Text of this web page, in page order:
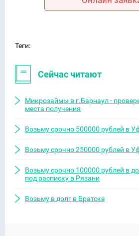
Теги:
Сейчас читают
Микрозаймы в г.Барнаул -
места получения
Возьму срочно 500000 рублей в
Возьму срочно 250000 рублей в
Возьму срочно 100000 рублей в
под расписку в Рязани
Возьму в долг в Братске